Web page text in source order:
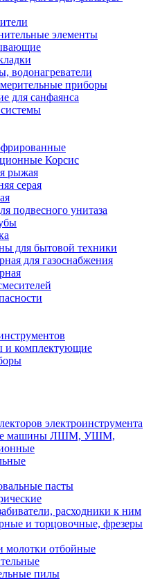
элементы
водонагреватели
приборы
для санфаянса
Корсис
рыжая
серая
подвесного унитаза
для бытовой техники
для газоснабжения
и комплектующие
электроинструмента
машины ЛШМ, УШМ,
пасты
расходники к ним
и торцовочные, фрезеры
молотки отбойные
пилы